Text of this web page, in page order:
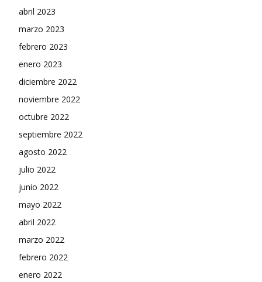
abril 2023
marzo 2023
febrero 2023
enero 2023
diciembre 2022
noviembre 2022
octubre 2022
septiembre 2022
agosto 2022
julio 2022
junio 2022
mayo 2022
abril 2022
marzo 2022
febrero 2022
enero 2022